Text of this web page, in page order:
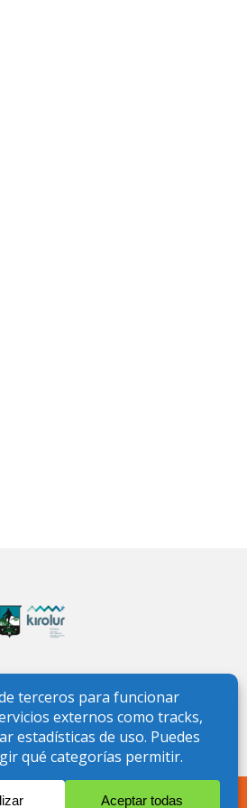
Leer comunicado.